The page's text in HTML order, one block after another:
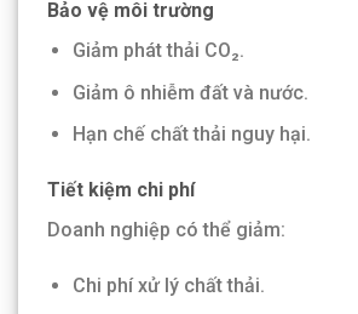
Bảo vệ môi trường
Giảm phát thải CO₂.
Giảm ô nhiễm đất và nước.
Hạn chế chất thải nguy hại.
Tiết kiệm chi phí
Doanh nghiệp có thể giảm:
Chi phí xử lý chất thải.